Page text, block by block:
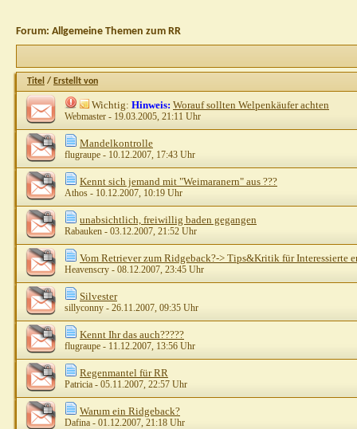
Forum: Allgemeine Themen zum RR
Titel / Erstellt von
Wichtig: Hinweis: Worauf sollten Welpenkäufer achten
Webmaster - 19.03.2005, 21:11 Uhr
Mandelkontrolle
flugraupe - 10.12.2007, 17:43 Uhr
Kennt sich jemand mit "Weimaranern" aus ???
Athos - 10.12.2007, 10:19 Uhr
unabsichtlich, freiwillig baden gegangen
Rabauken - 03.12.2007, 21:52 Uhr
Vom Retriever zum Ridgeback?-> Tips&Kritik für Interessierte
Heavenscry - 08.12.2007, 23:45 Uhr
Silvester
sillyconny - 26.11.2007, 09:35 Uhr
Kennt Ihr das auch?????
flugraupe - 11.12.2007, 13:56 Uhr
Regenmantel für RR
Patricia - 05.11.2007, 22:57 Uhr
Warum ein Ridgeback?
Dafina - 01.12.2007, 21:18 Uhr